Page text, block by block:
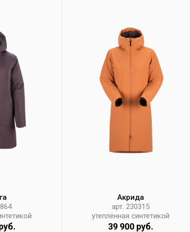
Акрида
арт. 230315
утеплённая синтетикой
39 900 руб.